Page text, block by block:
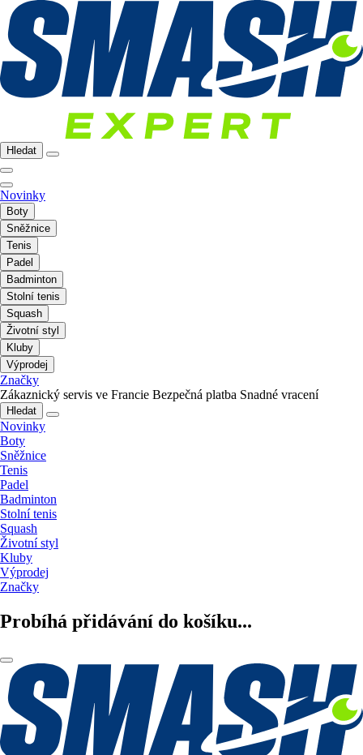
Hledat
Novinky
Boty
Sněžnice
Tenis
Padel
Badminton
Stolní tenis
Squash
Životní styl
Kluby
Výprodej
Značky
Zákaznický servis ve Francie Bezpečná platba Snadné vracení
Hledat
Novinky
Boty
Sněžnice
Tenis
Padel
Badminton
Stolní tenis
Squash
Životní styl
Kluby
Výprodej
Značky
Probíhá přidávání do košíku...